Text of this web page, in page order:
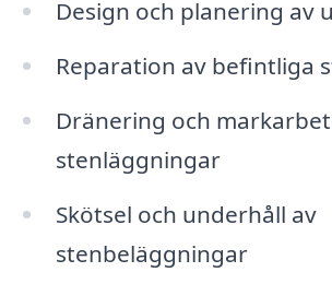
Design och planering av
Reparation av befintliga
Dränering och
stenläggningar
Skötsel och underhåll av
stenbeläggningar